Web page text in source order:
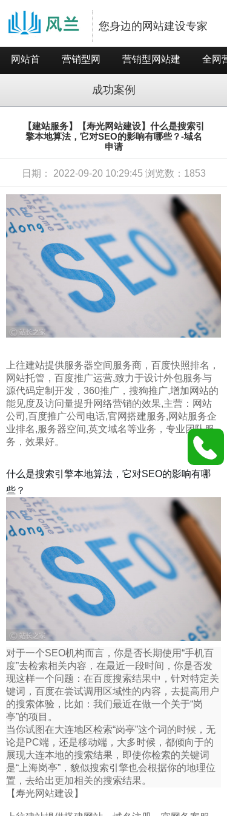
您身边的网站建设专家
网站首 营销型网 营销型网站建 全网
成功案例
【建站服务】【寿光网站建设】什么是搜索引
擎本地算法，它对SEO的影响有哪些？-域名
申请
日期： 2022-09-20 10:29:45 浏览数：1853
上往建站提供服务器空间服务商 ， 百度快照排名 ，
网站托管 ， 百度推广运营,致力于设计外包服务与
源代码定制开发 ， 360推广 ， 搜狗推广,增加网站的
能见度及访问量提升网络营销的效果,主营： 网站
公司 ,百度推广公司电话,官网搭建服务,网站服务企
业排名,服务器空间,英文域名等业务，专业团队服
务，效果好。
什么是搜索引擎本地算法，它对SEO的影响有哪
些？
对于一个SEO机构而言，你是否长期使用“手机百
度”去检索相关内容，在最近一段时间，你是否发
现这样一个问题：在百度搜索结果中，针对特定关
键词，百度在尝试调用区域性的内容，去提高用户
的搜索体验，比如：我们最近在做一个关于“岗
亭”的项目。
当你试图在大连地区检索“岗亭”这个词的时候，无
论是PC端，还是移动端，大多时候，都倾向于的
展现大连本地的搜索结果，即使你检索的关键词
是“上海岗亭”，貌似搜索引擎也会根据你的地理位
置，去给出更加相关的搜索结果。
【寿光网站建设】